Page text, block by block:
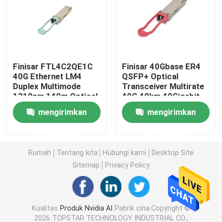
Modul 25G SFP28
Pemancar Optik Finisar
Kartu Adaptor Jaringan
Brocade FC SFP Modul
Sakelar SAN Brokat
Lisensi POD Brokat
Finisar FTL4C2QE1C
40G Ethernet LM4
Duplex Multimode
1310nm 140m Optical
Transceiver Hot
Pluggable Port DC
Fiber Optic Equipment
mengirimkan
Finisar 40Gbase ER4
QSFP+ Optical
Transceiver Multirate
40G 40km 40Gigabit
Ethernet Link
40GBASE-ER4 Hot
Pluggable LC
mengirimkan
Rumah Tentang kita Hubungi kami
Desktop Site
Sitemap
Privacy Policy
Kualitas Produk Nvidia AI
Pabrik cina.Copyright ©
2026 TOPSTAR TECHNOLOGY INDUSTRIAL CO.,